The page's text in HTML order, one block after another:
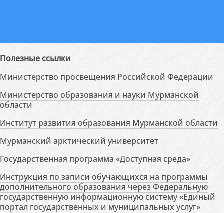
Полезные ссылки
Министерство просвещения Российской Федерации
Министерство образования и науки Мурманской
области
Институт развития образования Мурманской области
Мурманский арктический университет
Государственная программа «Доступная среда»
Инструкция по записи обучающихся на программы
дополнительного образования через Федеральную
государственную информационную систему «Единый
портал государственных и муниципальных услуг»